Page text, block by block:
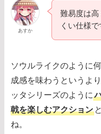
あすか
難易度は高
くい仕様で
ソウルライクのように
成感を味わうというよ
ッタシリーズのように
戟を楽しむアクション
ね。